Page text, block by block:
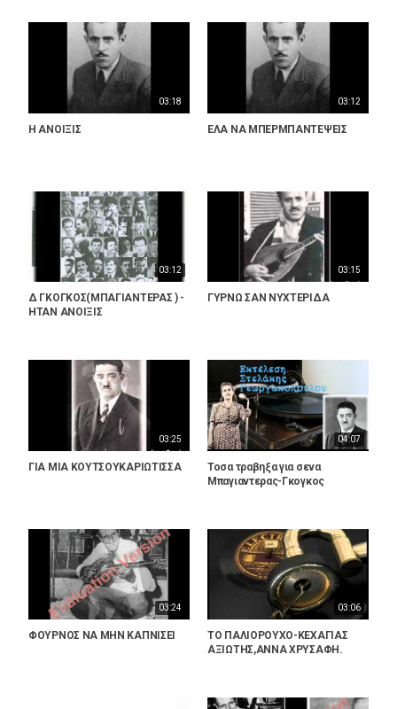
03:18
Η ΑΝΟΙΞΙΣ
03:12
ΕΛΑ ΝΑ ΜΠΕΡΜΠΑΝΤΕΨΕΙΣ
03:12
Δ ΓΚΟΓΚΟΣ(ΜΠΑΓΙΑΝΤΕΡΑΣ ) -
ΗΤΑΝ ΑΝΟΙΞΙΣ
03:15
ΓΥΡΝΩ ΣΑΝ ΝΥΧΤΕΡΙΔΑ
03:25
ΓΙΑ ΜΙΑ ΚΟΥΤΣΟΥΚΑΡΙΩΤΙΣΣΑ
04:07
Toσα τραβηξα για σενα
Μπαγιαντερας-Γκογκος
03:24
ΦΟΥΡΝΟΣ ΝΑ ΜΗΝ ΚΑΠΝΙΣΕΙ
03:06
ΤΟ ΠΑΛΙΟΡΟΥΧΟ-ΚΕΧΑΓΙΑΣ
ΑΞΙΩΤΗΣ,ΑΝΝΑ ΧΡΥΣΑΦΗ.